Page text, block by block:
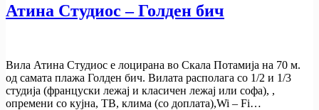
Атина Студиос – Голден бич
Вила Атина Студиос е лоцирана во Скала Потамија на 70 м.
од самата плажа Голден бич. Вилата располага со 1/2 и 1/3
студија (француски лежај и класичен лежај или софа), ,
опремени со кујна, ТВ, клима (со доплата),Wi – Fi…